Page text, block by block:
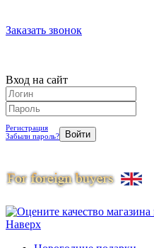
Заказать звонок
Вход на сайт
Регистрация
Забыли пароль?
Наверх